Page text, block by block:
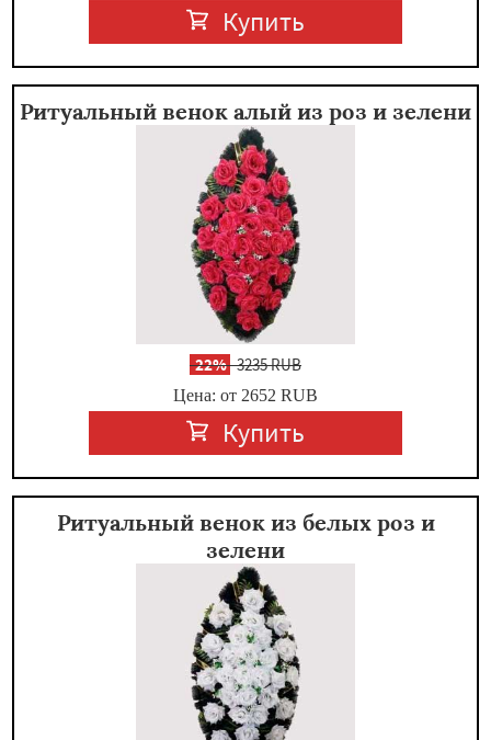
Купить
Ритуальный венок алый из роз и зелени
-22%3235 RUB
Цена: от 2652 RUB
Купить
Ритуальный венок из белых роз и
зелени